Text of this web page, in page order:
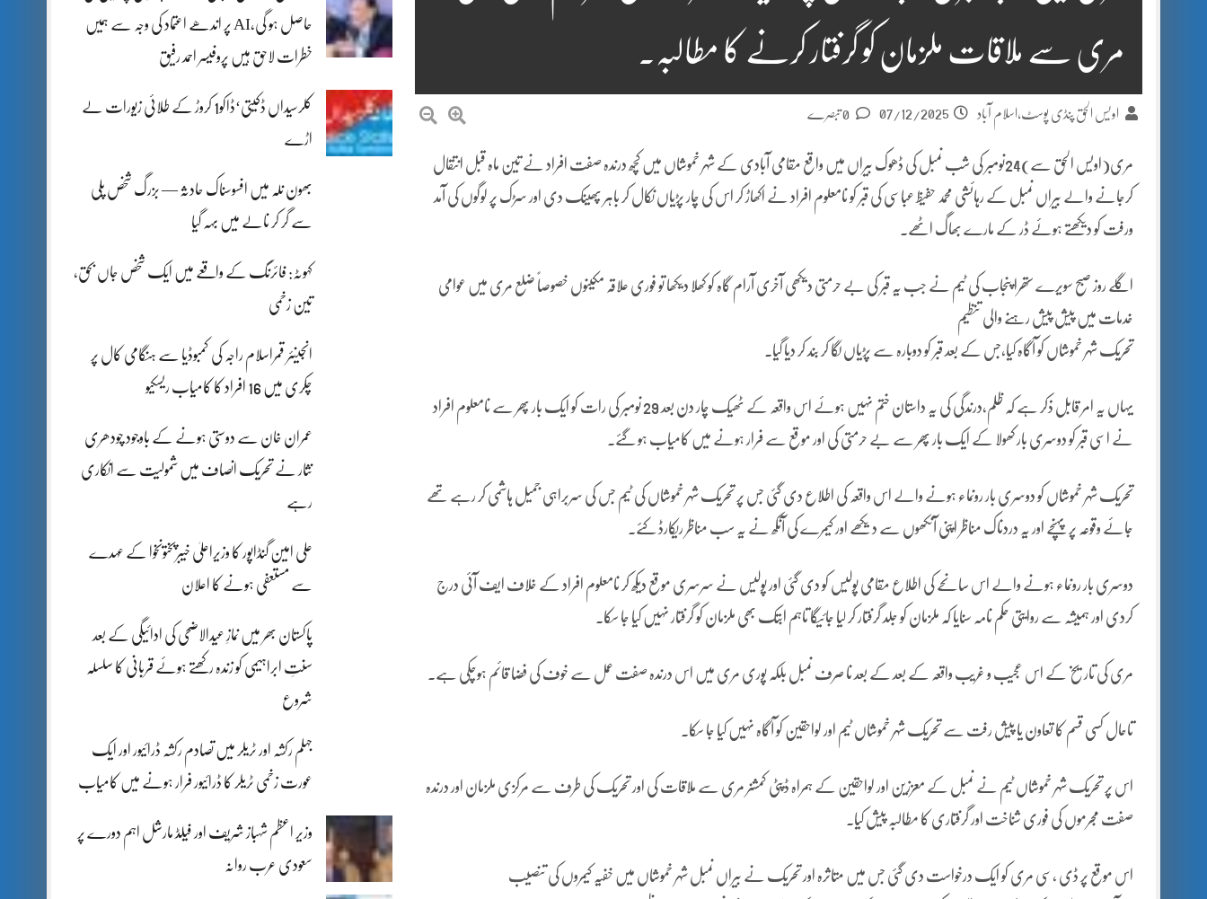
حاصل ہو گی،AI پر اندھے اعتماد کی وجہ سے ہمیں
خطرات لاحق ہیں پروفیسر احمد رفیق
کلرسیداں ڈکیتی‘ڈاکو1 کروڑ کے طلائی زیورات لے
اڑے
بھون نلہ میں افسوسناک حادثہ — بزرگ شخص پلی
سے گر کر نالے میں بہہ گیا
کہوٹہ: فائرنگ کے واقعے میں ایک شخص جاں بحق،
تین زخمی
انجینئر قمراسلام راجہ کی کمبوڈیا سے ہنگامی کال پر
چکری میں 16 افراد کا کامیاب ریسکیو
عمران خان سے دوستی ہونے کے باوجود چودھری
نثار نے تحریک انصاف میں شمولیت سے انکاری
رہے
علی امین گنڈاپور کا وزیراعلیٰ خیبرپختونخوا کے عہدے
سے مستعفی ہونے کا اعلان
پاکستان بھر میں نمازِ عیدالاضحی کی ادائیگی کے بعد
سنتِ ابراہیمی کو زندہ رکھتے ہوئے قربانی کا سلسلہ
شروع
جہلم رکشہ اور ٹریلر میں تصادم رکشہ ڈرائیور اور ایک
عورت زخمی ٹریلر کا ڈرائیور فرار ہونے میں کامیاب
وزیر اعظم شہباز شریف اور فیلڈ مارشل اہم دورے پر
سعودی عرب روانہ
مری سے ملاقات ملزمان کو گرفتار کرنے کا مطالبہ۔
اویس الحق پنڈی پوسٹ،اسلام آباد 07/12/2025
مری(اویس الحق سے)24نومبر کی شب نمبل کی ڈھوک بیراں میں واقع مقامی آبادی کے شہر خموشاں میں کچھ درندہ صفت افراد نے تین ماہ قبل انتقال
کرجانے والے بیراں نمبل کے رہائشی محمد حفیظ عباسی کی قبر کو نامعلوم افراد نے اکھاڑ کر اس کی چار پڑیاں نکال کر باہر پھینک دی اور سڑک پر لوگوں کی آمد
ورفت کو دیکھتے ہوئے ڈر کے مارے بھاگ اٹھے۔
اگلے روز صبح سویرے ستھرا پنجاب کی ٹیم نے جب یہ قبر کی بے حرمتی دیکھی آخری آرام گاہ کو کھلا دیکھا تو فوری علاقہ مکینوں خصوصاً ضلع مری میں عوامی
خدمات میں پیش پیش رہنے والی تنظیم
تحریک شہر خموشاں کو آگاہ کیا،جس کے بعد قبر کو دوبارہ سے پڑیاں لگا کر بند کر دیا گیا۔
یہاں یہ امر قابل ذکر ہے کہ ظلم،درندگی کی یہ داستان ختم نہیں ہوئے اس واقعہ کے ٹھیک چار دن بعد 29 نومبر کی رات کو ایک بار پھر سے نامعلوم افراد
نے اسی قبر کو دوسری بار کھولا کے ایک بار پھر سے بے حرمتی کی اور موقع سے فرار ہونے میں کامیاب ہو گئے۔
تحریک شہر خموشاں کو دوسری بار رونماء ہونے والے اس واقعہ کی اطلاع دی گئی جس پر تحریک شہر خموشاں کی ٹیم جس کی سربراہی جمیل ہاشمی کر رہے تھے
جائے وقوعہ پر پہنچے اور یہ دردناک مناظر اپنی آنکھوں سے دیکھے اور کیمرے کی آنکھ نے یہ سب مناظر ریکارڈ کئے۔
دوسری بار رونماء ہونے والے اس سانحے کی اطلاع مقامی پولیس کو دی گئی اور پولیس نے سرسری موقع دیکھ کر نامعلوم افراد کے خلاف ایف آئی درج
کردی اور ہمیشہ سے روایتی حکم نامہ سنایا کہ ملزمان کو جلد گرفتار کر لیا جائیگا تاہم ابتک بھی ملزمان کو گرفتار نہیں کیا جا سکا۔
مری کی تاریخ کے اس عجیب و غریب واقعہ کے بعد کے بعد نا صرف نمبل بلکہ پوری مری میں اس درندہ صفت عمل سے خوف کی فضا قائم ہوچکی ہے۔
تاحال کسی قسم کا تعاون یا پیش رفت سے تحریک شہر خموشاں ٹیم اور لواحقین کو آگاہ نہیں کیا جا سکا۔
اس پر تحریک شہر خموشاں ٹیم نے نمبل کے معززین اور لواحقین کے ہمراہ ڈپٹی کمشنر مری سے ملاقات کی اور تحریک کی طرف سے مرکزی ملزمان اور درندہ
صفت مجرموں کی فوری شناخت اور گرفتاری کا مطالبہ پیش کیا۔
اس موقع پر ڈی ،سی مری کو ایک درخواست دی گئی جس میں متاثرہ اور تحریک نے بیراں نمبل شہر خموشاں میں خفیہ کیمروں کی تنصیب